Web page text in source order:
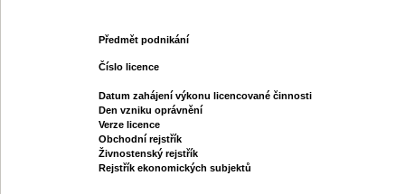
Předmět podnikání
Číslo licence
Datum zahájení výkonu licencované činnosti
Den vzniku oprávnění
Verze licence
Obchodní rejstřík
Živnostenský rejstřík
Rejstřík ekonomických subjektů